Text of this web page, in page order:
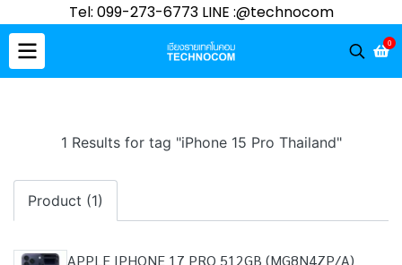
Tel: 099-273-6773 LINE :@technocom
0
1 Results for tag "iPhone 15 Pro Thailand"
Product (1)
APPLE IPHONE 17 PRO 512GB (MG8N4ZP/A)